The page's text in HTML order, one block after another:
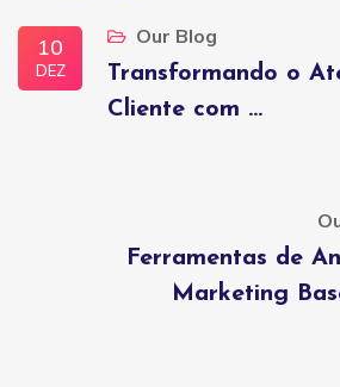
10
DEZ
Our Blog
Transformando o
Cliente com ...
Ferramentas de
Marketing